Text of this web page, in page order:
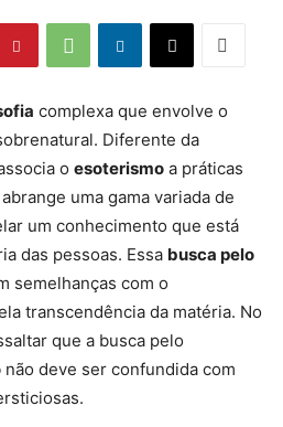
complexa que envolve o
Diferente da
o esoterismo a práticas
uma gama variada de
um conhecimento que está
das pessoas. Essa busca pelo
semelhanças com o
transcendência da matéria. No
que a busca pelo
não deve ser confundida com